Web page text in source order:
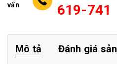
vấn
619-741
Mô tả Đánh giá